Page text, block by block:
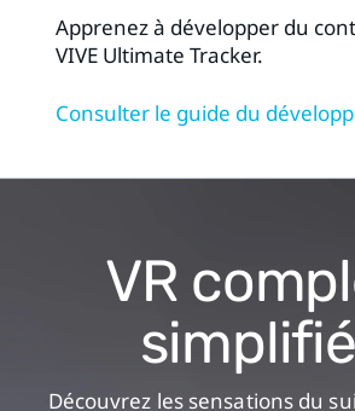
Apprenez à développer du
VIVE Ultimate Tracker.
Consulter le guide du
VR
Découvrez les sensations du